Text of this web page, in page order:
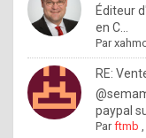
Éditeur
en C...
Par
RE:
paypal
Parftmb